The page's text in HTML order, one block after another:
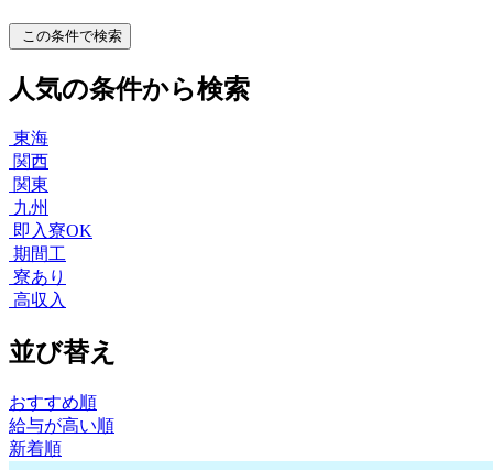
この条件で検索
人気の条件から検索
東海
関西
関東
九州
即入寮OK
期間工
寮あり
高収入
並び替え
おすすめ順
給与が高い順
新着順